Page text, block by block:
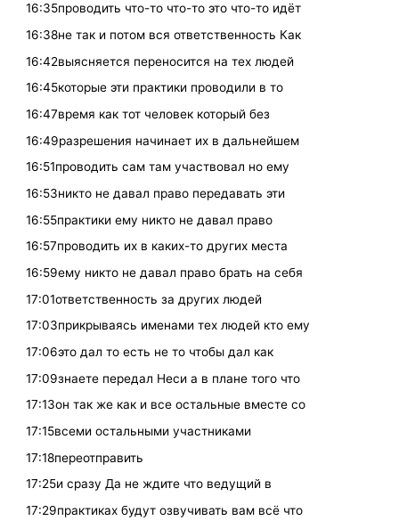
16:35проводить что-то что-то это что-то идёт
16:38не так и потом вся ответственность Как
16:42выясняется переносится на тех людей
16:45которые эти практики проводили в то
16:47время как тот человек который без
16:49разрешения начинает их в дальнейшем
16:51проводить сам там участвовал но ему
16:53никто не давал право передавать эти
16:55практики ему никто не давал право
16:57проводить их в каких-то других места
16:59ему никто не давал право брать на себя
17:01ответственность за других людей
17:03прикрываясь именами тех людей кто ему
17:06это дал то есть не то чтобы дал как
17:09знаете передал Неси а в плане того что
17:13он так же как и все остальные вместе со
17:15всеми остальными участниками
17:18переотправить
17:25и сразу Да не ждите что ведущий в
17:29практиках будут озвучивать вам всё что